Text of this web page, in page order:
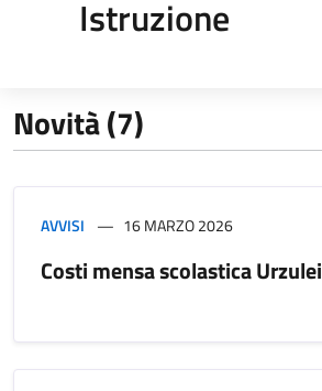
Istruzione
Novità (7)
AVVISI 16 MARZO 2026
Costi mensa scolastica Urzulei